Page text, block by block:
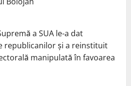
a SUA le-a dat
republicanilor și a reinstituit
manipulată în favoarea